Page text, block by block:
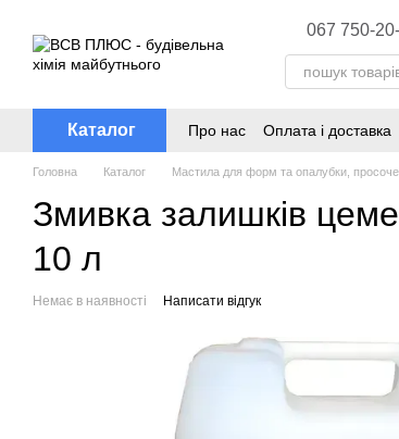
067 750-
Каталог Про нас Оплата і доставка
Головна Каталог Мастила для форм та опалубки,
Змивка залишків
10 л
Немає в наявності Написати відгук